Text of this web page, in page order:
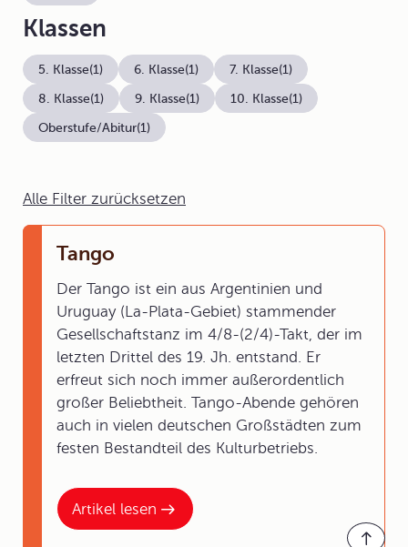
Alle Filter zurücksetzen
Artikel lesen
Tango
Der Tango ist ein aus Argentinien und
Uruguay (La-Plata-Gebiet) stammender
Gesellschaftstanz im 4/8-(2/4)-Takt, der im
letzten Drittel des 19. Jh. entstand. Er
erfreut sich noch immer außerordentlich
großer Beliebtheit. Tango-Abende gehören
auch in vielen deutschen Großstädten zum
festen Bestandteil des Kulturbetriebs.
Klassen
5. Klasse(1) 6. Klasse(1) 7. Klasse(1)
8. Klasse(1) 9. Klasse(1) 10. Klasse(1)
Oberstufe/Abitur(1)